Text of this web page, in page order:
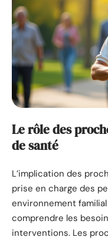
Le rôle des
de santé
L’implication des
prise en charge des
environnement
comprendre les
interventions. Les